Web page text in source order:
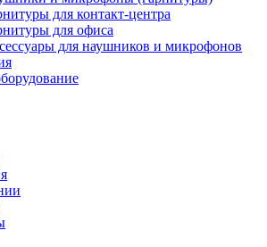
для контакт-центра
для офиса
для наушников и микрофонов